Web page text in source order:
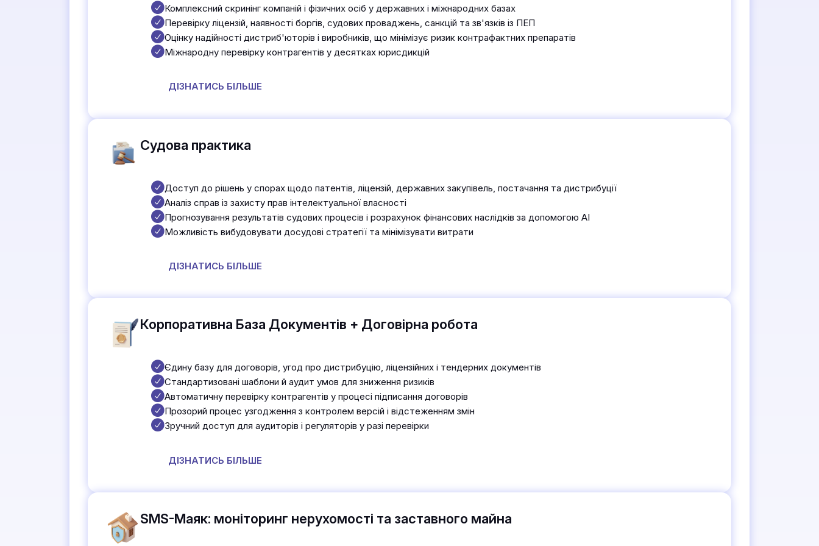
Комплексний скринінг компаній і фізичних осіб у державних і міжнародних базах
Перевірку ліцензій, наявності боргів, судових проваджень, санкцій та зв'язків із ПЕП
Оцінку надійності дистриб'юторів і виробників, що мінімізує ризик контрафактних препаратів
Міжнародну перевірку контрагентів у десятках юрисдикцій
ДІЗНАТИСЬ БІЛЬШЕ
Судова практика
Доступ до рішень у спорах щодо патентів, ліцензій, державних закупівель, постачання та дистрибуції
Аналіз справ із захисту прав інтелектуальної власності
Прогнозування результатів судових процесів і розрахунок фінансових наслідків за допомогою AI
Можливість вибудовувати досудові стратегії та мінімізувати витрати
ДІЗНАТИСЬ БІЛЬШЕ
Корпоративна База Документів + Договірна робота
Єдину базу для договорів, угод про дистрибуцію, ліцензійних і тендерних документів
Стандартизовані шаблони й аудит умов для зниження ризиків
Автоматичну перевірку контрагентів у процесі підписання договорів
Прозорий процес узгодження з контролем версій і відстеженням змін
Зручний доступ для аудиторів і регуляторів у разі перевірки
ДІЗНАТИСЬ БІЛЬШЕ
SMS-Маяк: моніторинг нерухомості та заставного майна